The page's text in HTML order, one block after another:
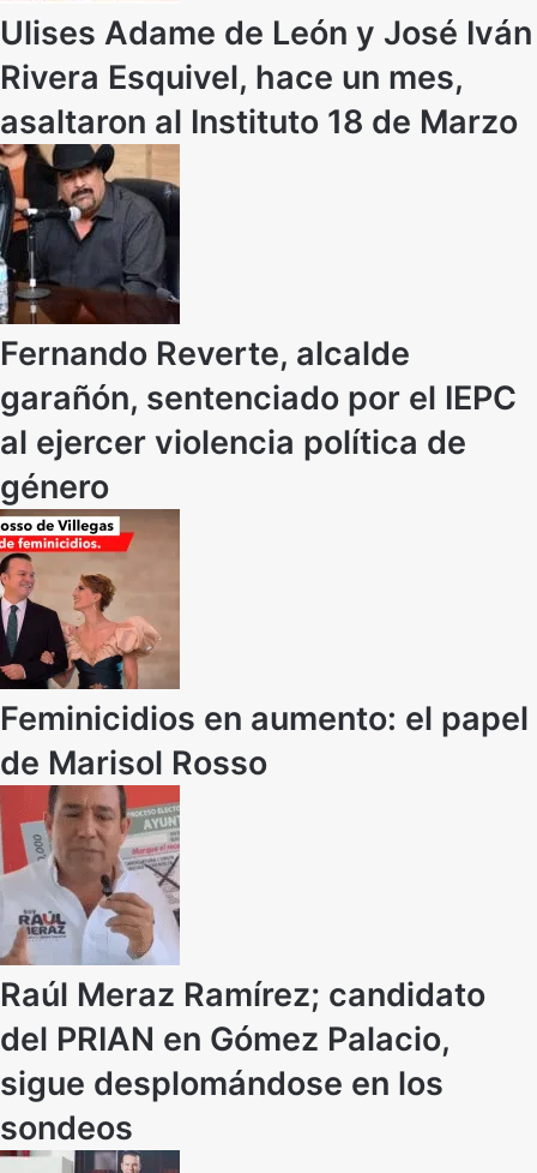
Ulises Adame de León y José Iván
Rivera Esquivel, hace un mes,
asaltaron al Instituto 18 de Marzo
Fernando Reverte, alcalde
garañón, sentenciado por el IEPC
al ejercer violencia política de
género
Feminicidios en aumento: el papel
de Marisol Rosso
Raúl Meraz Ramírez; candidato
del PRIAN en Gómez Palacio,
sigue desplomándose en los
sondeos